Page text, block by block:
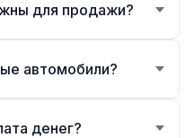
для продажи?
автомобили?
денег?